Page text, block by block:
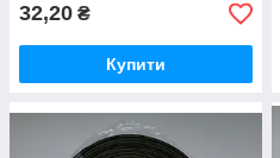
32,20 ₴
Купити